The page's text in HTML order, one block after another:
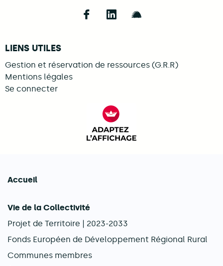
Follow us on Facebook
Follow us on LinkedIn
Follow us on
LIENS UTILES
Gestion et réservation de ressources (G.R.R)
Mentions légales
Se connecter
FACIL'iti : Adaptez
Accueil
Vie de la Collectivité
Projet de Territoire | 2023-2033
Fonds Européen de Développement Régional Rural
Communes membres